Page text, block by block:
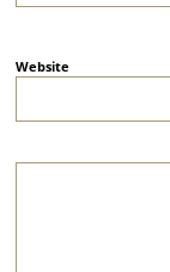
Website